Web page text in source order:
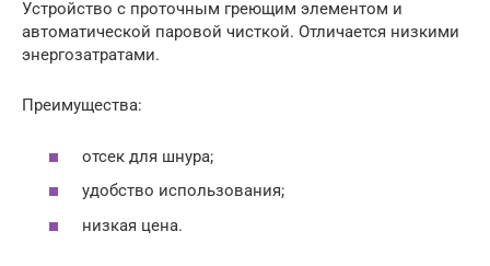
Устройство с проточным греющим элементом и
автоматической паровой чисткой. Отличается низкими
энергозатратами.
Преимущества:
отсек для шнура;
удобство использования;
низкая цена.